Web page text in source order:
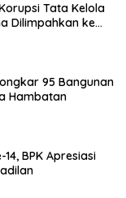
Tata Kelola
Dilimpahkan ke
95 Bangunan
Hambatan
BPK Apresiasi